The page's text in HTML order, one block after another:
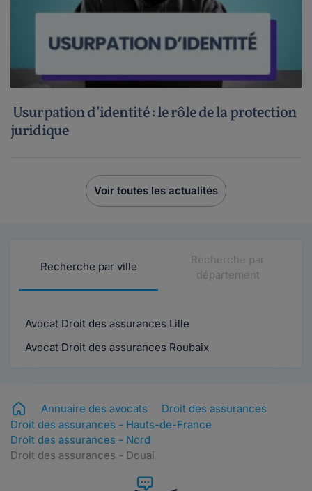
Usurpation d’identité : le rôle de la protection
juridique
Voir toutes les actualités
Recherche par ville
Recherche par
département
Avocat Droit des assurances Lille
Avocat Droit des assurances Roubaix
Annuaire des avocats
Droit des assurances
Droit des assurances - Hauts-de-France
Droit des assurances - Nord
Droit des assurances - Douai